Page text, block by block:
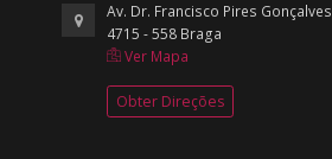
Av. Dr. Francisco Pires Gonçalves
4715 - 558 Braga
Ver Mapa
Obter Direções